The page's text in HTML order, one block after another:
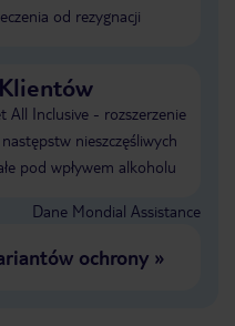
od rezygnacji
All Inclusive - rozszerzenie
nieszczęśliwych
pod wpływem alkoholu
Dane Mondial Assistance
ochrony»